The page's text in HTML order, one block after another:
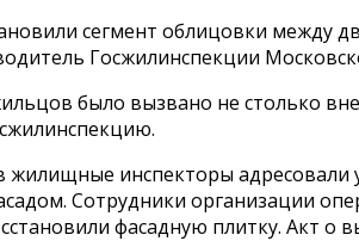
сегмент облицовки между
Госжилинспекции
было вызвано не столько
жилищные инспекторы
Сотрудники организации
фасадную плитку. Акт о